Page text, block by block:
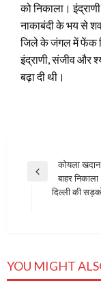
को निकाला।
नाकाबंदी के भय से
जिले के जंगल में फेंक
इंद्राणी, संजीव और
बढ़ा दी थी।
Post
navigation
Previous
कोयला
बाहर निकाला
दिल्ली की
YOU MIGHT